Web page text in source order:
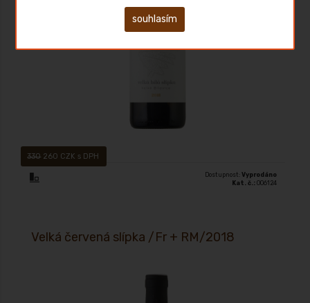
souhlasím
330 260 CZK s DPH
Dostupnost:Vyprodáno
Kat. č.: 006124
Velká červená slípka /Fr + RM/2018